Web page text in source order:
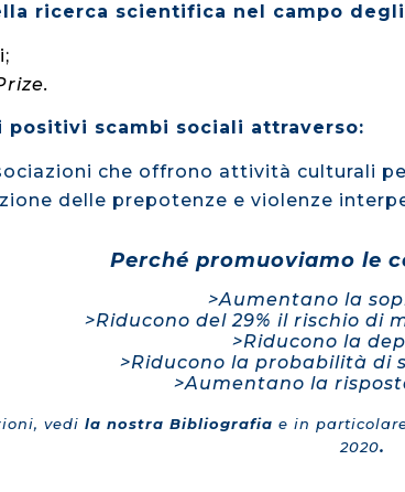
ricerca scientifica nel campo
positivi scambi sociali attraverso:
che offrono attività culturali
delle prepotenze e violenze
Perché promuoviamo le
>Aumentano la
>Riducono del 29% il rischio di
>Riducono la
>Riducono la probabilità di
>Aumentano la
vedi la nostra Bibliografia e in
2020.